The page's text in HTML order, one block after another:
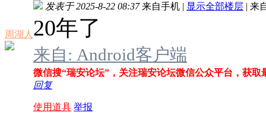
周湖人
发表于 2025-8-22 08:37 来自手机 | 显示全部楼层 | 来
20年了
来自: Android客户端
微信搜“瑞安论坛”，关注瑞安论坛微信公众平台，获取
回复
使用道具 举报